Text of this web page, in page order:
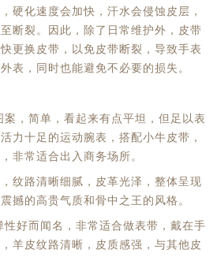
硬化速度会加快，汗水会侵蚀皮层，
断裂。因此，除了日常维护外，皮带
更换皮带，以免皮带断裂，导致手表
表，同时也能避免不必要的损失。
简单，看起来有点平坦，但足以表
力十足的运动腕表，搭配小牛皮带，
非常适合出入商务场所。
路清晰细腻，皮革光泽，整体呈现
撼的高贵气质和骨中之王的风格。
好而闻名，非常适合做表带，戴在手
羊皮纹路清晰，皮质感强，与其他皮